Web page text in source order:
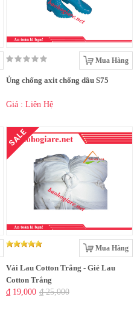
Mua Hàng
Ủng chống axit chống dầu S75
Giá : Liên Hệ
SALE
Mua Hàng
Vải Lau Cotton Trắng - Giẻ Lau
Cotton Trắng
₫ 19,000 ₫ 25,000